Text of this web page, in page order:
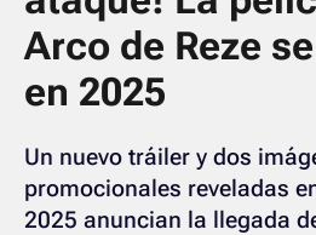
Arco de Reze
en 2025
Un nuevo tráiler y dos
promocionales reveladas
2025 anuncian la llegada